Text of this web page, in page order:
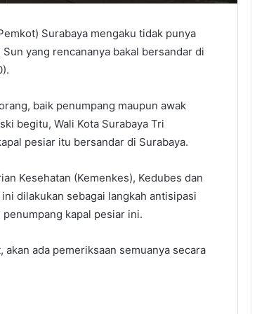
Surabaya mengaku tidak punya
yang rencananya bakal bersandar di
baik penumpang maupun awak
begitu, Wali Kota Surabaya Tri
pesiar itu bersandar di Surabaya.
Kesehatan (Kemenkes), Kedubes dan
dilakukan sebagai langkah antisipasi
kapal pesiar ini.
ada pemeriksaan semuanya secara